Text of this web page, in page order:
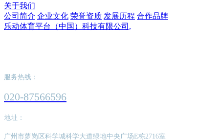
关于我们
公司简介 企业文化 荣誉资质 发展历程 合作品牌
乐动体育平台（中国）科技有限公司,
服务热线：
020-87566596
地址：
广州市萝岗区科学城科学大道绿地中央广场E栋2716室